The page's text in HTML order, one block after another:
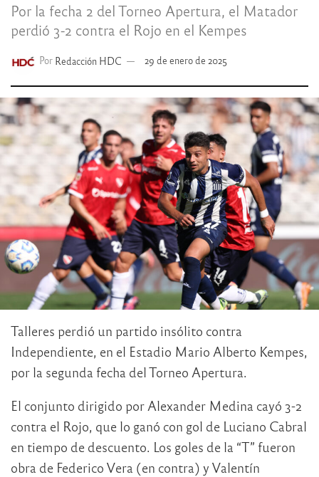
Por la fecha 2 del Torneo Apertura, el Matador
perdió 3-2 contra el Rojo en el Kempes
Por Redacción HDC 29 de enero de 2025
Talleres perdió un partido insólito contra
Independiente, en el Estadio Mario Alberto Kempes,
por la segunda fecha del Torneo Apertura.
El conjunto dirigido por Alexander Medina cayó 3-2
contra el Rojo, que lo ganó con gol de Luciano Cabral
en tiempo de descuento. Los goles de la “T” fueron
obra de Federico Vera (en contra) y Valentín